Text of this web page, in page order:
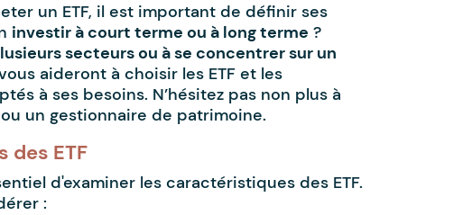
un ETF, il est important de définir ses
investir à court terme ou à long terme ?
secteurs ou à se concentrer sur un
aideront à choisir les ETF et les
à ses besoins. N’hésitez pas non plus à
un gestionnaire de patrimoine.
des ETF
d'examiner les caractéristiques des ETF.
: